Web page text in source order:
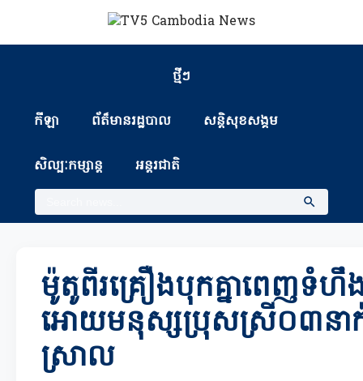
ថ្មីៗ
កីឡា ព័ត៏មានរដ្ឋបាល សន្តិសុខសង្គម
សិល្បៈកម្សាន្ត អន្តរជាតិ
ម៉ូតូពីរគ្រឿងបុកគ្នាពេញទំ
អោយមនុស្សប្រុសស្រី០៣នាក់
ស្រាល